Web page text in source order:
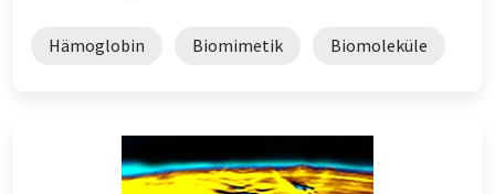
Hämoglobin Biomimetik Biomoleküle